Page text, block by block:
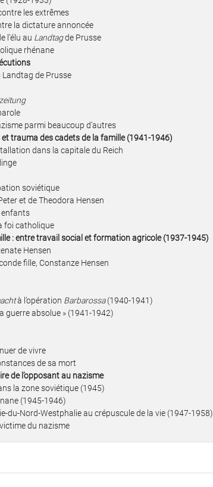
les extrêmes
la dictature annoncée
l’élu au Landtagde Prusse
rhénane
Landtag de Prusse
parmi beaucoup d’autres
et trauma des cadets de la famille (1941-1946)
dans la capitale du Reich
soviétique
et de Theodora Hensen
enfants
foi catholique
: entre travail social et formation agricole (1937-1945)
Hensen
fille, Constanze Hensen
à l’opération Barbarossa(1940-1941)
guerre absolue » (1941-1942)
de vivre
de sa mort
de l’opposant au nazisme
la zone soviétique (1945)
(1945-1946)
du-Nord-Westphalie au crépuscule de la vie (1947-1958)
du nazisme